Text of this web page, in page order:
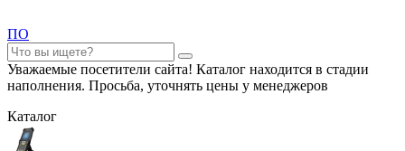
ПО
Уважаемые посетители сайта! Каталог находится в стадии
наполнения. Просьба, уточнять цены у менеджеров
Каталог